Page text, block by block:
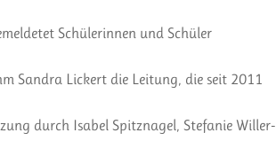
Schülerinnen und Schüler
Sandra Lickert die Leitung, die seit 2011
durch Isabel Spitznagel, Stefanie Willer-